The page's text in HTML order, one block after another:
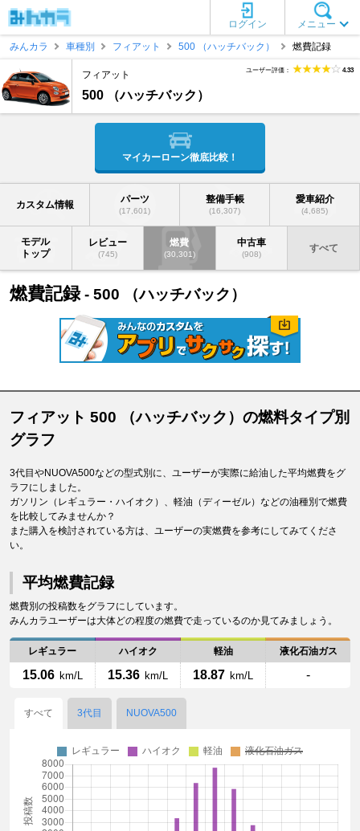
メニュー
ログイン
みんカラ
車種別 フィアット 500 （ハッチバック） 燃費記録
フィアット
500 （ハッチバック）
ユーザー評価： 4.33
マイカーローン徹底比較！
カスタム情報 パーツ
(17,601)
整備手帳
(16,307)
愛車紹介
(4,685)
モデル
トップ
レビュー
(745)
燃費
(30,301)
中古車
(908)
すべて
燃費記録- 500 （ハッチバック）
フィアット 500 （ハッチバック）の燃料タイプ別
グラフ
3代目やNUOVA500などの型式別に、ユーザーが実際に給油した平均燃費をグ
ラフにしました。
ガソリン（レギュラー・ハイオク）、軽油（ディーゼル）などの油種別で燃費
を比較してみませんか？
また購入を検討されている方は、ユーザーの実燃費を参考にしてみてくださ
い。
平均燃費記録
燃費別の投稿数をグラフにしています。
みんカラユーザーは大体どの程度の燃費で走っているのか見てみましょう。
レギュラー ハイオク 軽油 液化石油ガス
15.06 km/L 15.36 km/L 18.87 km/L -
すべて 3代目 NUOVA500